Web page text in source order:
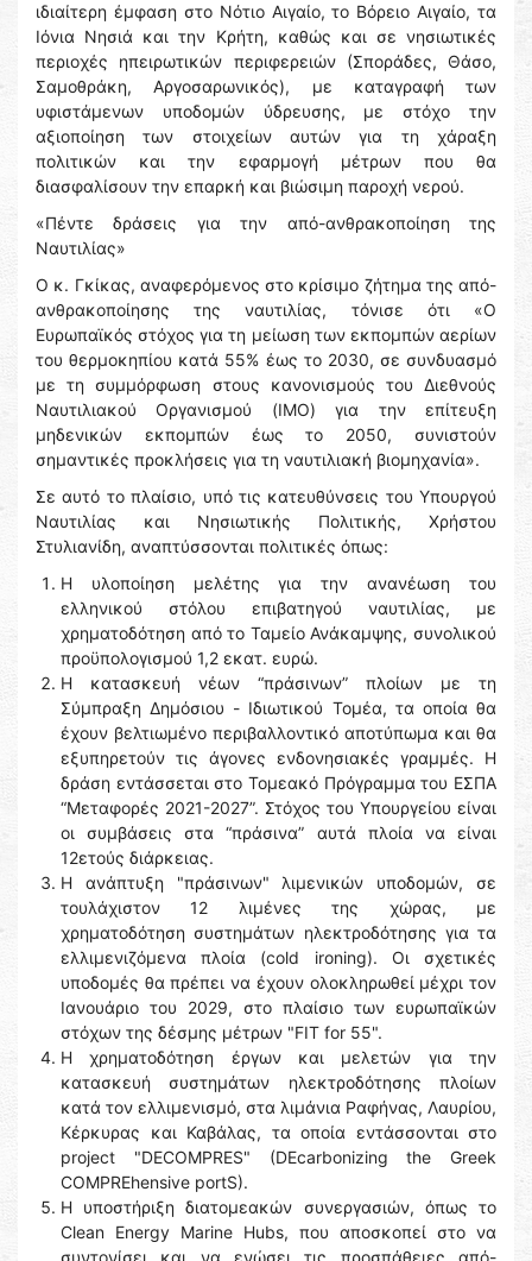
ιδιαίτερη έμφαση στο Νότιο Αιγαίο, το Βόρειο Αιγαίο, τα
Ιόνια Νησιά και την Κρήτη, καθώς και σε νησιωτικές
περιοχές ηπειρωτικών περιφερειών (Σποράδες, Θάσο,
Σαμοθράκη, Αργοσαρωνικός), με καταγραφή των
υφιστάμενων υποδομών ύδρευσης, με στόχο την
αξιοποίηση των στοιχείων αυτών για τη χάραξη
πολιτικών και την εφαρμογή μέτρων που θα
διασφαλίσουν την επαρκή και βιώσιμη παροχή νερού.
«Πέντε δράσεις για την από-ανθρακοποίηση της
Ναυτιλίας»
Ο κ. Γκίκας, αναφερόμενος στο κρίσιμο ζήτημα της από-
ανθρακοποίησης της ναυτιλίας, τόνισε ότι «Ο
Ευρωπαϊκός στόχος για τη μείωση των εκπομπών αερίων
του θερμοκηπίου κατά 55% έως το 2030, σε συνδυασμό
με τη συμμόρφωση στους κανονισμούς του Διεθνούς
Ναυτιλιακού Οργανισμού (IMO) για την επίτευξη
μηδενικών εκπομπών έως το 2050, συνιστούν
σημαντικές προκλήσεις για τη ναυτιλιακή βιομηχανία».
Σε αυτό το πλαίσιο, υπό τις κατευθύνσεις του Υπουργού
Ναυτιλίας και Νησιωτικής Πολιτικής, Χρήστου
Στυλιανίδη, αναπτύσσονται πολιτικές όπως:
Η υλοποίηση μελέτης για την ανανέωση του
ελληνικού στόλου επιβατηγού ναυτιλίας, με
χρηματοδότηση από το Ταμείο Ανάκαμψης, συνολικού
προϋπολογισμού 1,2 εκατ. ευρώ.
Η κατασκευή νέων “πράσινων” πλοίων με τη
Σύμπραξη Δημόσιου - Ιδιωτικού Τομέα, τα οποία θα
έχουν βελτιωμένο περιβαλλοντικό αποτύπωμα και θα
εξυπηρετούν τις άγονες ενδονησιακές γραμμές. Η
δράση εντάσσεται στο Τομεακό Πρόγραμμα του ΕΣΠΑ
“Μεταφορές 2021-2027”. Στόχος του Υπουργείου είναι
οι συμβάσεις στα “πράσινα” αυτά πλοία να είναι
12ετούς διάρκειας.
Η ανάπτυξη "πράσινων" λιμενικών υποδομών, σε
τουλάχιστον 12 λιμένες της χώρας, με
χρηματοδότηση συστημάτων ηλεκτροδότησης για τα
ελλιμενιζόμενα πλοία (cold ironing). Οι σχετικές
υποδομές θα πρέπει να έχουν ολοκληρωθεί μέχρι τον
Ιανουάριο του 2029, στο πλαίσιο των ευρωπαϊκών
στόχων της δέσμης μέτρων "FIT for 55".
Η χρηματοδότηση έργων και μελετών για την
κατασκευή συστημάτων ηλεκτροδότησης πλοίων
κατά τον ελλιμενισμό, στα λιμάνια Ραφήνας, Λαυρίου,
Κέρκυρας και Καβάλας, τα οποία εντάσσονται στο
project "DECOMPRES" (DEcarbonizing the Greek
COMPREhensive portS).
Η υποστήριξη διατομεακών συνεργασιών, όπως το
Clean Energy Marine Hubs, που αποσκοπεί στο να